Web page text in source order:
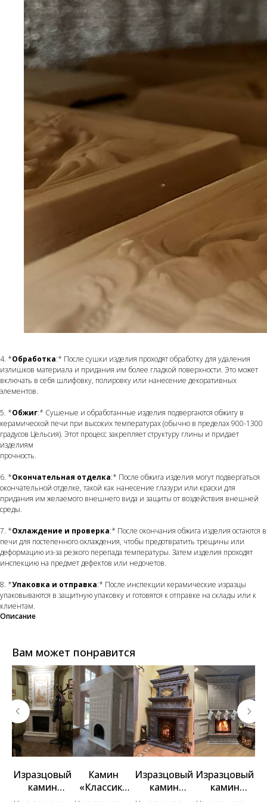
4. *Обработка:* После сушки изделия проходят обработку для удаления
излишков материала и придания им более гладкой поверхности. Это может
включать в себя шлифовку, полировку или нанесение декоративных
элементов.
5. *Обжиг:* Сушеные и обработанные изделия подвергаются обжигу в
керамической печи при высоких температурах (обычно в пределах 900-1300
градусов Цельсия). Этот процесс закрепляет структуру глины и придает
изделиям
прочность.
6. *Окончательная отделка:* После обжига изделия могут подвергаться
окончательной отделке, такой как нанесение глазури или краски для
придания им желаемого внешнего вида и защиты от воздействия внешней
среды.
7. *Охлаждение и проверка:* После окончания обжига изделия остаются в
печи для постепенного охлаждения, чтобы предотвратить трещины или
деформацию из-за резкого перепада температуры. Затем изделия проходят
инспекцию на предмет дефектов или недочетов.
8. *Упаковка и отправка:* После инспекции керамические изразцы
упаковываются в защитную упаковку и готовятся к отправке на склады или к
клиентам.
Описание
Вам может понравится
Изразцовый
камин
Камин
«Классика
Изразцовый
камин
Изразцовый
камин